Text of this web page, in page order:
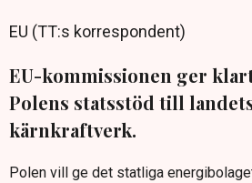
EU (TT:s korrespondent)
EU-kommissionen ger
Polens statsstöd till
kärnkraftverk.
Polen vill ge det statliga